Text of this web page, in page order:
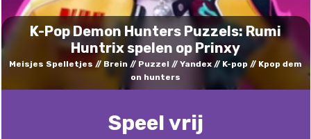
K-Pop Demon Hunters Puzzels: Rumi
Huntrix spelen op Prinxy
Meisjes Spelletjes Brein Puzzel Yandex K-pop
Kpop dem
on hunters
Speel vrij